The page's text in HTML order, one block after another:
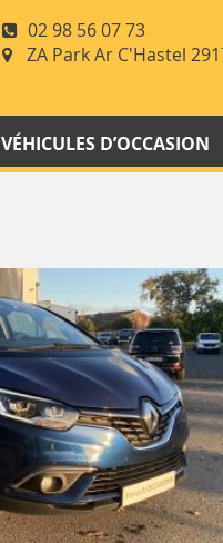
02 98 56 07 73
ZA Park Ar C'Hastel
VÉHICULES D’OCCASION